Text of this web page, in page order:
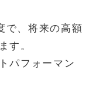
で、将来の高額
す。
パフォーマン